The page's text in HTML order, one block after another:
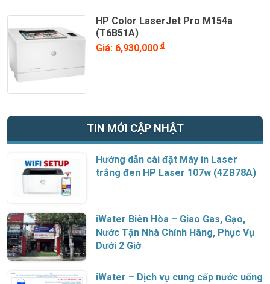
HP Color LaserJet Pro M154a
(T6B51A)
Giá: 6,930,000đ
TIN MỚI CẬP NHẬT
Hướng dẫn cài đặt Máy in Laser
trắng đen HP Laser 107w (4ZB78A)
iWater Biên Hòa – Giao Gas, Gạo,
Nước Tận Nhà Chính Hãng, Phục Vụ
Dưới 2 Giờ
iWater – Dịch vụ cung cấp nước uống